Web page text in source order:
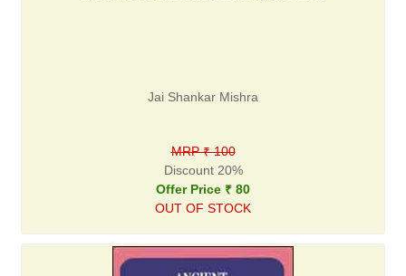
Jai Shankar Mishra
MRP ₹ 100
Discount 20%
Offer Price ₹ 80
OUT OF STOCK